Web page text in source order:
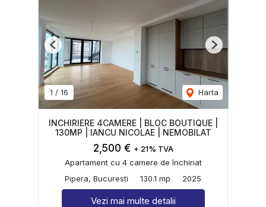
1 / 16 Harta
Previous Next
INCHIRIERE 4CAMERE | BLOC BOUTIQUE |
130MP | IANCU NICOLAE | NEMOBILAT
2,500 € + 21% TVA
Apartament cu 4 camere de închiriat
Pipera, Bucuresti
130.1 mp 2025
Vezi mai multe detalii